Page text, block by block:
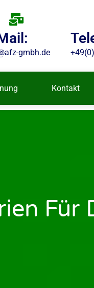
gmbh.de
Kontakt
Für